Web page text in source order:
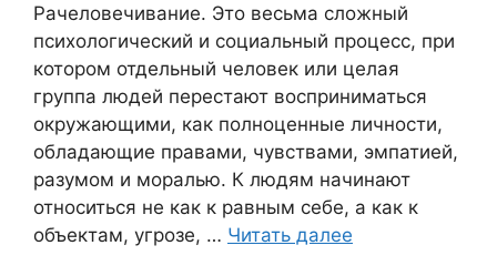
Рачеловечивание. Это весьма сложный
психологический и социальный процесс, при
котором отдельный человек или целая
группа людей перестают восприниматься
окружающими, как полноценные личности,
обладающие правами, чувствами, эмпатией,
разумом и моралью. К людям начинают
относиться не как к равным себе, а как к
объектам, угрозе, … Читать далее